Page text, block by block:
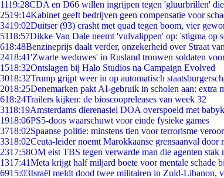
1119:28CDA en D66 willen ingrijpen tegen 'gluurbrillen'
2519:14Kabinet geeft bedrijven geen compensatie voor
3419:02Duitser (93) crasht met quad tegen boom, vier
5118:57Dikke Van Dale neemt 'vulvalippen' op: 'stigma op
618:48Benzineprijs daalt verder, onzekerheid over Straat
2418:41'Zwarte weduwes' in Rusland trouwen soldaten
1518:32Ontslagen bij Halo Studios na Campaign Evolved
3018:32Trump grijpt weer in op automatisch
2018:25Denemarken pakt AI-gebruik in scholen aan: extra
618:24Trailers kijken: de bioscoopreleases van week 32
3118:19Amsterdams dierenasiel DOA overspoeld met
1918:06PS5-doos waarschuwt voor einde fysieke games
3718:02Spaanse politie: minstens tien voor terrorisme
3318:02Ceuta-leider noemt Marokkaanse grensaanval door
2317:58OM eist TBS tegen verwarde man die agenten stak
1317:41Meta krijgt half miljard boete voor mentale schade
6915:03Israël meldt dood twee militairen in Zuid-Libanon,